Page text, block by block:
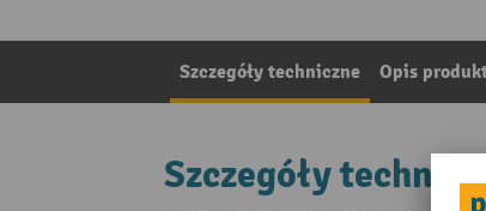
Szczegóły techniczne Opis
Szczegóły